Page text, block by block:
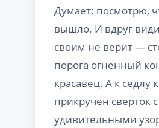
Думает: посмотрю,
вышло. И вдруг
своим не верит —
порога огненный
красавец. А к седлу
прикручен сверток с
удивительными